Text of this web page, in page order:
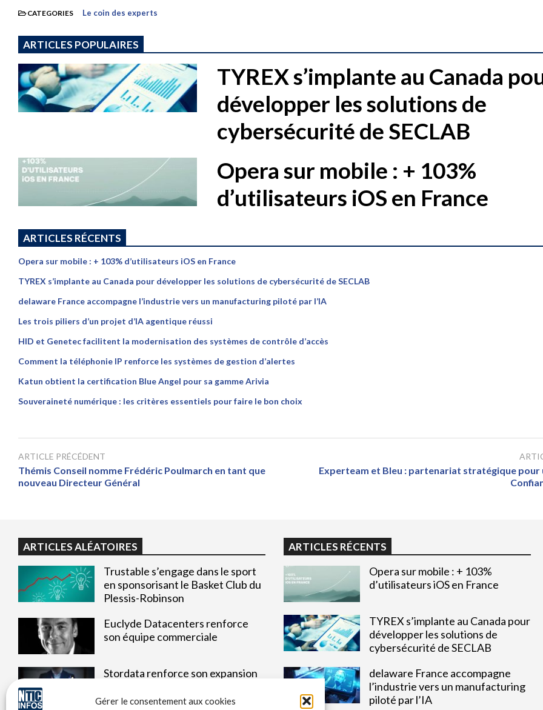
Gérer le consentement aux cookies
CATEGORIES Le coin des experts
ARTICLES POPULAIRES
TYREX s’implante au Canada
développer les solutions de
cybersécurité de SECLAB
Opera sur mobile : + 103%
d’utilisateurs iOS en France
ARTICLES RÉCENTS
Opera sur mobile : + 103% d’utilisateurs iOS en France
TYREX s’implante au Canada pour développer les solutions de cybersécurité de SECLAB
delaware France accompagne l’industrie vers un manufacturing piloté par l’IA
Les trois piliers d’un projet d’IA agentique réussi
HID et Genetec facilitent la modernisation des systèmes de contrôle d’accès
Comment la téléphonie IP renforce les systèmes de gestion d’alertes
Katun obtient la certification Blue Angel pour sa gamme Arivia
Souveraineté numérique : les critères essentiels pour faire le bon choix
ARTICLE PRÉCÉDENT
Thémis Conseil nomme Frédéric Poulmarch en tant que
nouveau Directeur Général
Experteam et Bleu : partenariat stratégique pour
ARTICLES ALÉATOIRES
Trustable s’engage dans le sport
en sponsorisant le Basket Club du
Plessis-Robinson
Euclyde Datacenters renforce
son équipe commerciale
Stordata renforce son expansion
et un nouvel actionnaire
ARTICLES RÉCENTS
Opera sur mobile : + 103%
d’utilisateurs iOS en France
TYREX s’implante au Canada pour
développer les solutions de
cybersécurité de SECLAB
delaware France accompagne
l’industrie vers un manufacturing
piloté par l’IA